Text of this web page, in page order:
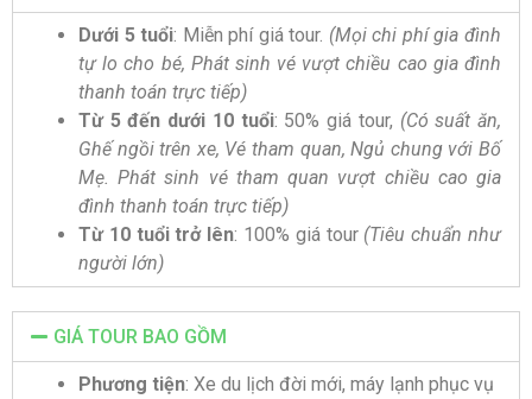
Dưới 5 tuổi: Miễn phí giá tour. (Mọi chi phí gia đình
tự lo cho bé, Phát sinh vé vượt chiều cao gia đình
thanh toán trực tiếp)
Từ 5 đến dưới 10 tuổi: 50% giá tour, (Có suất ăn,
Ghế ngồi trên xe, Vé tham quan, Ngủ chung với Bố
Mẹ. Phát sinh vé tham quan vượt chiều cao gia
đình thanh toán trực tiếp)
Từ 10 tuổi trở lên: 100% giá tour (Tiêu chuẩn như
người lớn)
GIÁ TOUR BAO GỒM
Phương tiện: Xe du lịch đời mới, máy lạnh phục vụ